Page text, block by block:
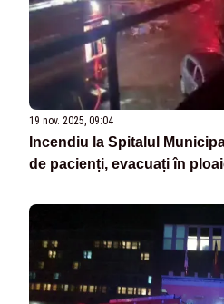
19 nov. 2025, 09:04
Incendiu la Spitalul
de pacienți, evacuați în